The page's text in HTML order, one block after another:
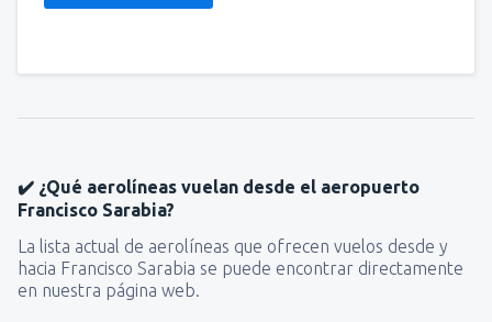
✔️ ¿Qué aerolíneas vuelan desde el aeropuerto
Francisco Sarabia?
La lista actual de aerolíneas que ofrecen vuelos desde y
hacia Francisco Sarabia se puede encontrar directamente
en nuestra página web.